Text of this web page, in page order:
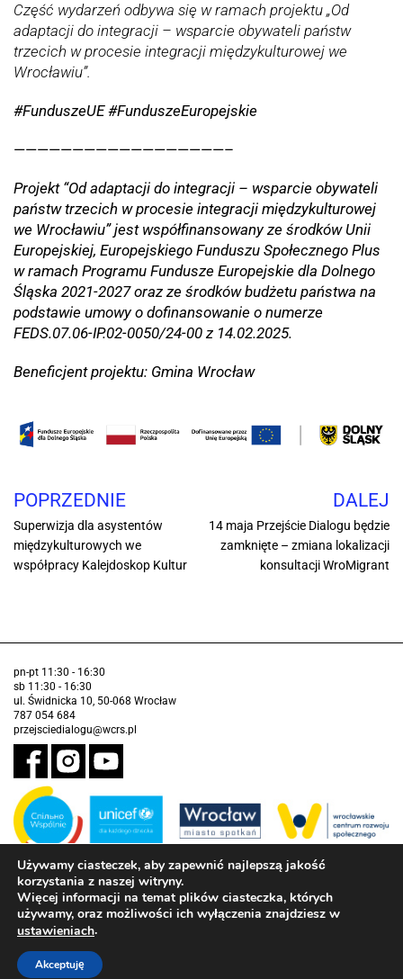
Część wydarzeń odbywa się w ramach projektu „Od
adaptacji do integracji – wsparcie obywateli państw
trzecich w procesie integracji międzykulturowej we
Wrocławiu”.
#FunduszeUE #FunduszeEuropejskie
——————————————————–
Projekt “Od adaptacji do integracji – wsparcie obywateli
państw trzecich w procesie integracji międzykulturowej
we Wrocławiu” jest współfinansowany ze środków Unii
Europejskiej, Europejskiego Funduszu Społecznego Plus
w ramach Programu Fundusze Europejskie dla Dolnego
Śląska 2021-2027 oraz ze środków budżetu państwa na
podstawie umowy o dofinansowanie o numerze
FEDS.07.06-IP.02-0050/24-00 z 14.02.2025.
Beneficjent projektu: Gmina Wrocław
POPRZEDNIE
Superwizja dla asystentów
międzykulturowych we
współpracy Kalejdoskop Kultur
DALEJ
14 maja Przejście Dialogu będzie
zamknięte – zmiana lokalizacji
konsultacji WroMigrant
pn-pt 11:30 - 16:30
sb 11:30 - 16:30
ul. Świdnicka 10, 50-068 Wrocław
787 054 684
przejsciedialogu@wcrs.pl
Zadanie realizowane ze środków Gminy Wrocław w partnerstwie z
Funduszem Narodów Zjednoczonych na Rzecz Dzieci (UNICEF)
Deklaracja dostępności
Używamy ciasteczek, aby zapewnić najlepszą jakość
korzystania z naszej witryny.
Więcej informacji na temat plików ciasteczka, których
używamy, oraz możliwości ich wyłączenia znajdziesz w
ustawieniach.
Akceptuję